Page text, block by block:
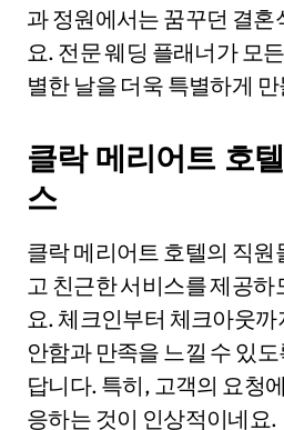
과 정원에서는 꿈꾸던 결혼
요. 전문 웨딩 플래너가 모
별한 날을 더욱 특별하게
클락 메리어트 호
스
클락 메리어트 호텔의 직
고 친근한 서비스를 제공하
요. 체크인부터 체크아웃까
안함과 만족을 느낄 수 있
답니다. 특히, 고객의 요청
응하는 것이 인상적이네요.